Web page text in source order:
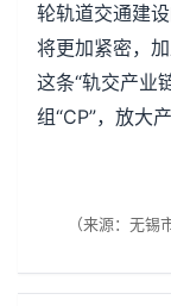
轮轨道交通建
将更加紧密，
这条“轨交产业
组“CP”，放大
（来源：无